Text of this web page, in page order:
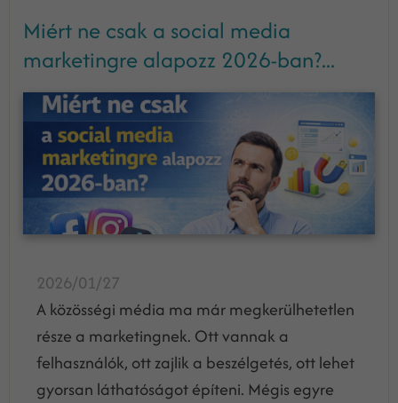
Miért ne csak a social media
marketingre alapozz 2026-ban?...
2026/01/27
A közösségi média ma már megkerülhetetlen
része a marketingnek. Ott vannak a
felhasználók, ott zajlik a beszélgetés, ott lehet
gyorsan láthatóságot építeni. Mégis egyre